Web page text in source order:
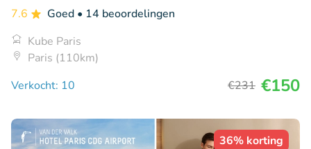
7.6 Goed • 14 beoordelingen
Kube Paris
Paris (110km)
Verkocht: 10
€231 €150
36% korting